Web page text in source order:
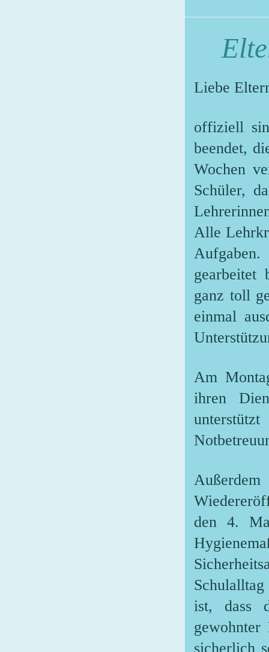
Liebe
offiziell
beendet,
Wochen
Schüler,
Alle
gearbeitet
ganz toll
einmal
Am
ihren
den 4.
ist, dass
sicherlich